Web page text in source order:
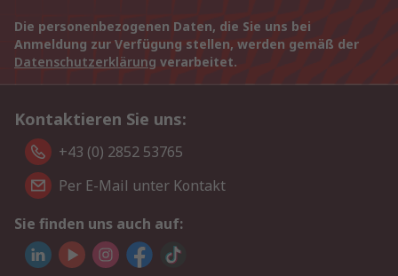
Die personenbezogenen Daten, die Sie uns bei
Anmeldung zur Verfügung stellen, werden gemäß der
Datenschutzerklärung verarbeitet.
Kontaktieren Sie uns:
+43 (0) 2852 53765
Per E-Mail unter Kontakt
Sie finden uns auch auf: